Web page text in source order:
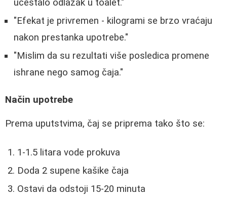
učestalo odlazak u toalet."
"Efekat je privremen - kilogrami se brzo vraćaju
nakon prestanka upotrebe."
"Mislim da su rezultati više posledica promene
ishrane nego samog čaja."
Način upotrebe
Prema uputstvima, čaj se priprema tako što se:
1-1.5 litara vode prokuva
Doda 2 supene kašike čaja
Ostavi da odstoji 15-20 minuta